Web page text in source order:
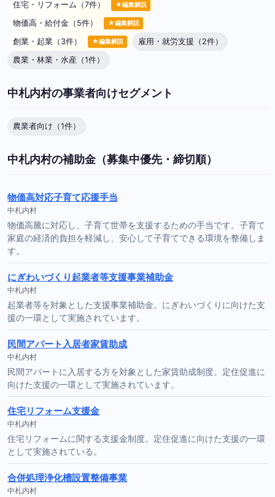
住宅・リフォーム（7件） ★編集解説
物価高・給付金（5件） ★編集解説
創業・起業（3件） ★編集解説
雇用・就労支援（2件）
農業・林業・水産（1件）
中札内村の事業者向けセグメント
農業者向け（1件）
中札内村の補助金（募集中優先・締切順）
物価高対応子育て応援手当
中札内村
物価高騰に対応し、子育て世帯を支援するための手当です。子育て
家庭の経済的負担を軽減し、安心して子育てできる環境を整備しま
す。
にぎわいづくり起業者等支援事業補助金
中札内村
起業者等を対象とした支援事業補助金。にぎわいづくりに向けた支
援の一環として実施されています。
民間アパート入居者家賃助成
中札内村
民間アパートに入居する方を対象とした家賃助成制度。定住促進に
向けた支援の一環として実施されています。
住宅リフォーム支援金
中札内村
住宅リフォームに関する支援金制度。定住促進に向けた支援の一環
として実施されている。
合併処理浄化槽設置整備事業
中札内村